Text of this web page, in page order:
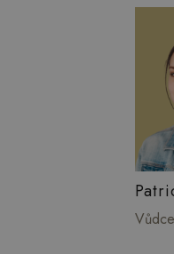
Vůdce